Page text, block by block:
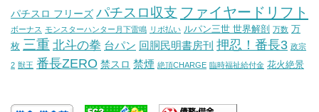
パチスロ フリーズ パチスロ収支 ファイヤードリフト
ボーナス モンスターハンター月下雷鳴 リボ払い ルパン三世 世界解剖 万数 万
枚 三重 北斗の拳 台パン 回胴民明書房刊 押忍！番長3 政宗
2 獣王 番長ZERO 禁スロ 禁煙 絶頂CHARGE 臨時福祉給付金 花火絶景